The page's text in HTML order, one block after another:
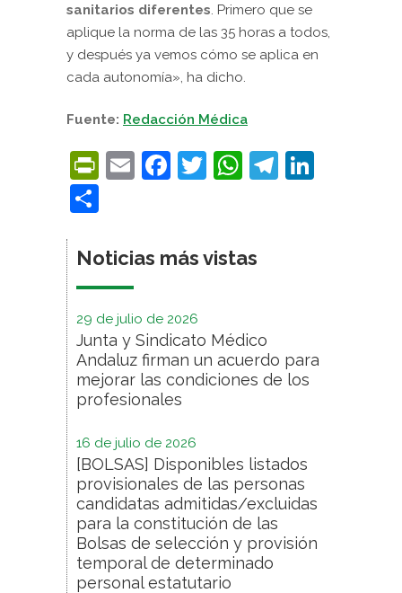
sanitarios diferentes . Primero que se
aplique la norma de las 35 horas a todos,
y después ya vemos cómo se aplica en
cada autonomía», ha dicho.
Fuente: Redacción Médica
PrintFriendly
EmailFacebook
Twitter
WhatsApp
Noticias más vistas
29 de julio de 2026
Junta y Sindicato Médico
Andaluz firman un acuerdo para
mejorar las condiciones de los
profesionales
16 de julio de 2026
[BOLSAS] Disponibles listados
provisionales de las personas
candidatas admitidas/excluidas
para la constitución de las
Bolsas de selección y provisión
temporal de determinado
personal estatutario